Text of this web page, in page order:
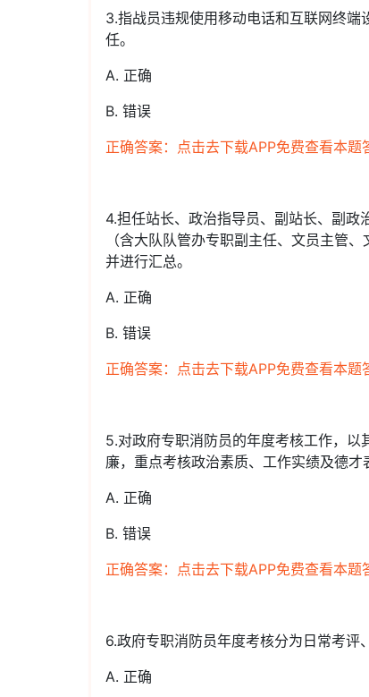
3.指战员违规使用移动电话和互联网终
任。
A. 正确
B. 错误
正确答案：点击去下载APP免费查看本
4.担任站长、政治指导员、副站长、副
（含大队队管办专职副主任、文员主管
并进行汇总。
A. 正确
B. 错误
正确答案：点击去下载APP免费查看本
5.对政府专职消防员的年度考核工作，以
廉，重点考核政治素质、工作实绩及德才
A. 正确
B. 错误
正确答案：点击去下载APP免费查看本
6.政府专职消防员年度考核分为日常考评
A. 正确